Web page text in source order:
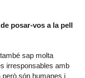
posar-vos a la pell
sap molta
irresponsables amb
però són humanes i